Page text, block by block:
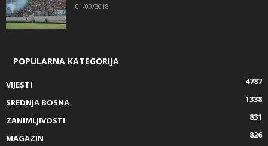
01/09/2018
POPULARNA KATEGORIJA
VIJESTI
4787
SREDNJA BOSNA
1338
ZANIMLJIVOSTI
831
MAGAZIN
826